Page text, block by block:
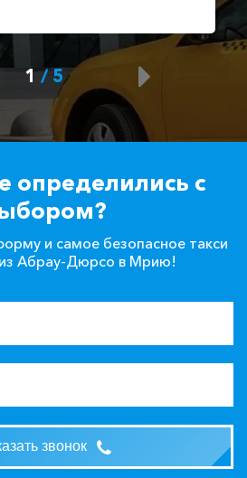
1/ 5
определились с
и самое безопасное такси
из Абрау-Дюрсо в Мрию!
звонок